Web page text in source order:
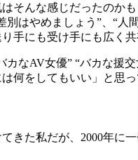
そんな感じだったのか
はやめましょう”、“
手にも受け手にも広く共
なAV女優” “バカな援
何をしてもいい」と思
きた私だが、2000年に